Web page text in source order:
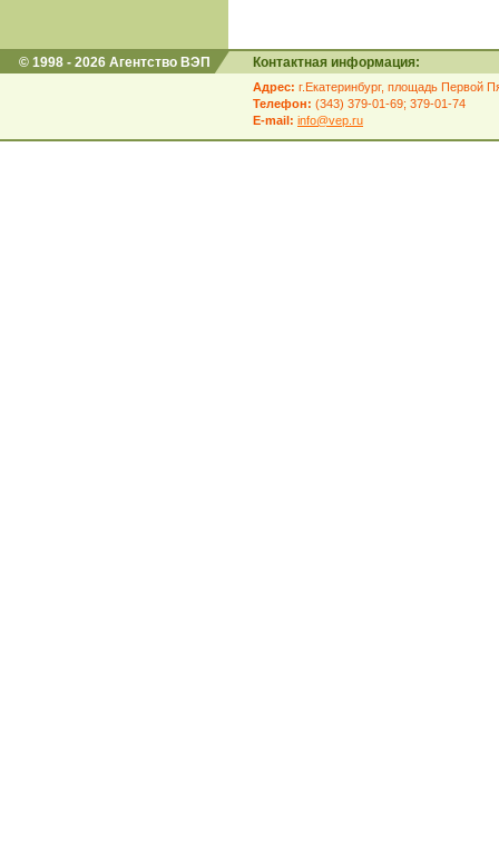
© 1998 - 2026 Агентство ВЭП Контактная информация:
Адрес: г.Екатеринбург, площадь Первой
Телефон: (343) 379-01-69; 379-01-74
E-mail: info@vep.ru